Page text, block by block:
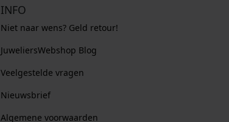
INFO
Niet naar wens? Geld retour!
JuweliersWebshop Blog
Veelgestelde vragen
Nieuwsbrief
Algemene voorwaarden